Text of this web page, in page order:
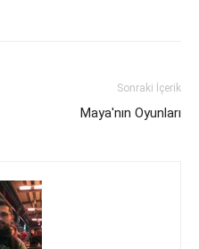
Sonraki İçerik
Maya'nın Oyunları